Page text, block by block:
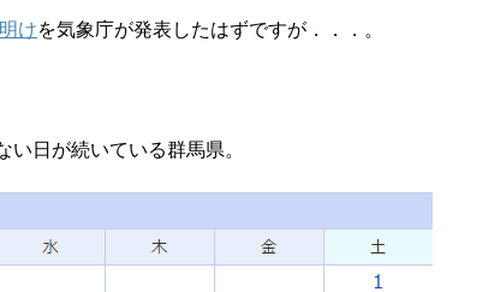
けを気象庁が発表したはずですが．．．。
日が続いている群馬県。